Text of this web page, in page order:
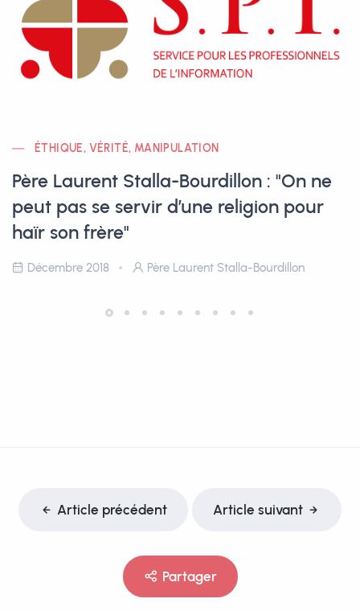
ÉTHIQUE, VÉRITÉ, MANIPULATION
Père Laurent Stalla-Bourdillon : "On ne
peut pas se servir d’une religion pour
haïr son frère"
Décembre 2018 Père Laurent Stalla-Bourdillon
Article précédent Article suivant
Partager